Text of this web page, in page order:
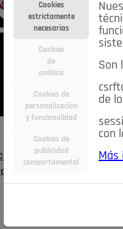
Deportes
Cookies
estrictamente
necesarias
Cookies
de
análisis
Cookies de
personalización
y funcionalidad
Cookies de
publicidad
comportamental
Son
de
con
Más